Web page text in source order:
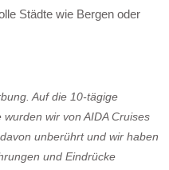
Städte wie Bergen oder
Auf die 10-tägige
wir von AIDA Cruises
unberührt und wir haben
und Eindrücke